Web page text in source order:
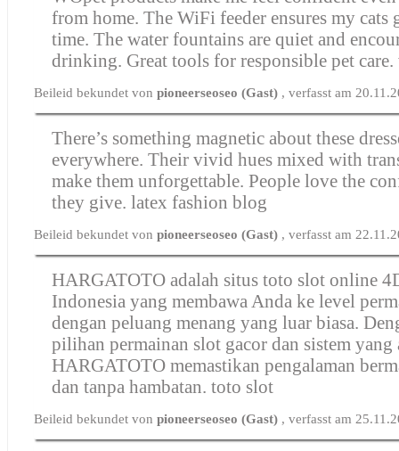
from home. The WiFi feeder ensures my cats
time. The water fountains are quiet and
drinking. Great tools for responsible pet care.
Beileid bekundet vonpioneerseoseo (Gast) , verfasst am
There’s something magnetic about these
everywhere. Their vivid hues mixed with
make them unforgettable. People love the
they give.latex fashion blog
Beileid bekundet vonpioneerseoseo (Gast) , verfasst am
HARGATOTO adalah situs toto slot online
Indonesia yang membawa Anda ke level
dengan peluang menang yang luar biasa.
pilihan permainan slot gacor dan sistem yang
HARGATOTO memastikan pengalaman
dan tanpa hambatan.toto slot
Beileid bekundet vonpioneerseoseo (Gast) , verfasst am